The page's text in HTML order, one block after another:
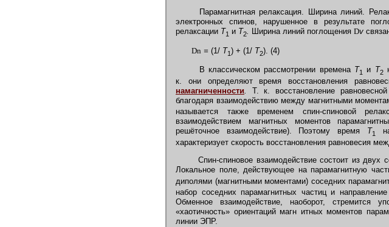
Парамагнитная релаксация. Ширина линий.
электронных спинов, нарушенное в результате
релаксации T1 и T2. Ширина линий поглощения Dv
Dn = (1/ T1) + (1/ T2). (4)
В классическом рассмотрении времена T1 и T2
к. они определяют время восстановления
намагниченности
Т. к. восстановление
благодаря взаимодействию между магнитными
называется также временем спин-спиновой
взаимодействием магнитных моментов
решёточное взаимодействие). Поэтому время T1
характеризует скорость восстановления равновесия
Спин-спиновое взаимодействие состоит из
Локальное поле, действующее на парамагнитную
диполями (магнитными моментами) соседних
набор соседних парамагнитных частиц и
Обменное взаимодействие, наоборот, стремится
«хаотичность» ориентаций магн итных моментов
линии ЭПР.